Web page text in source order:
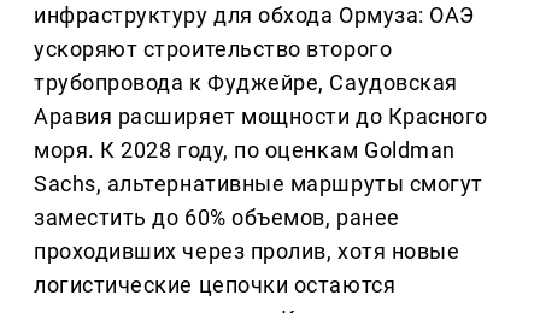
инфраструктуру для обхода Ормуза: ОАЭ
ускоряют строительство второго
трубопровода к Фуджейре, Саудовская
Аравия расширяет мощности до Красного
моря. К 2028 году, по оценкам Goldman
Sachs, альтернативные маршруты смогут
заместить до 60% объемов, ранее
проходивших через пролив, хотя новые
логистические цепочки остаются